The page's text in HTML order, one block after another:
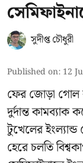
সুদীপ্ত চৌধুরী
Published on: 12
ফের জোড়া গোল
দুর্দান্ত কামব্যাক
টুখেলের
হেরে চলতি